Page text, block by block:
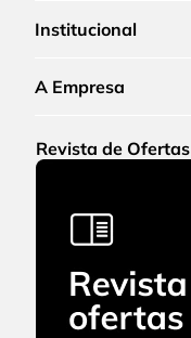
Institucional
A Empresa
Revista de Ofertas